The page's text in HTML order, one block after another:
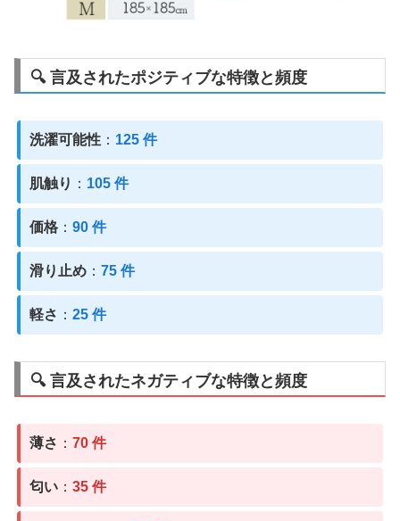
🔍 言及されたポジティブな特徴と頻度
洗濯可能性 ： 125 件
肌触り ： 105 件
価格 ：90 件
滑り止め ：75 件
軽さ ：25 件
🔍 言及されたネガティブな特徴と頻度
薄さ ：70 件
匂い ：35 件